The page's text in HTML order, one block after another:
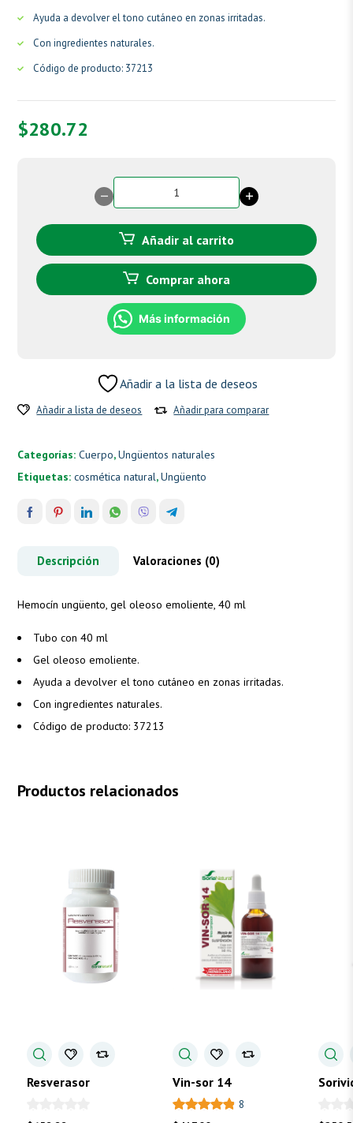
Ayuda a devolver el tono cutáneo en zonas irritadas.
Con ingredientes naturales.
Código de producto: 37213
$280.72
Hemocín
ungüento
Añadir al carrito
Comprar ahora
Más información
Añadir a la lista de deseos
Añadir a lista de deseos Añadir para comparar
Categorías:Cuerpo,Ungüentos naturales
Etiquetas:cosmética natural,Ungüento
Descripción Valoraciones (0)
Hemocín ungüento, gel oleoso emoliente, 40 ml
Tubo con 40 ml
Gel oleoso emoliente.
Ayuda a devolver el tono cutáneo en zonas irritadas.
Con ingredientes naturales.
Código de producto: 37213
Productos relacionados
Resverasor Vin-sor 14
8